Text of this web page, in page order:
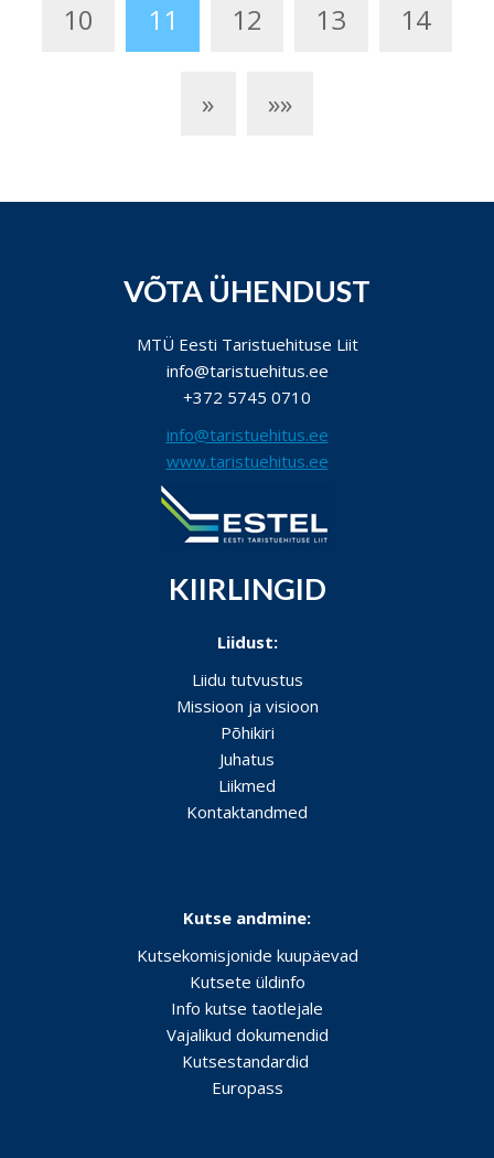
10 11 12 13 14
» »»
VÕTA ÜHENDUST
MTÜ Eesti Taristuehituse Liit
info@taristuehitus.ee
+372 5745 0710
info@taristuehitus.ee
www.taristuehitus.ee
KIIRLINGID
Liidust:
Liidu tutvustus
Missioon ja visioon
Põhikiri
Juhatus
Liikmed
Kontaktandmed
Kutse andmine:
Kutsekomisjonide kuupäevad
Kutsete üldinfo
Info kutse taotlejale
Vajalikud dokumendid
Kutsestandardid
Europass